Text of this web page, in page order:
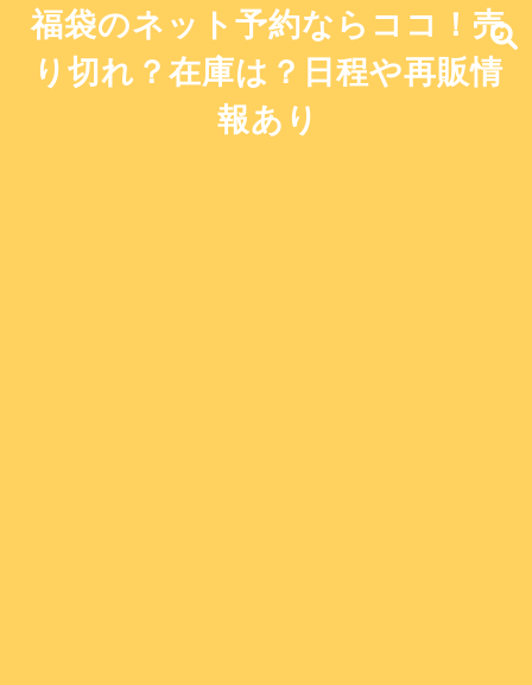
福袋のネット予約ならココ！売
り切れ？在庫は？日程や再販情
報あり